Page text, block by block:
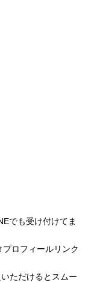
でも受け付けてま
プロフィールリンク
ただけるとスムー